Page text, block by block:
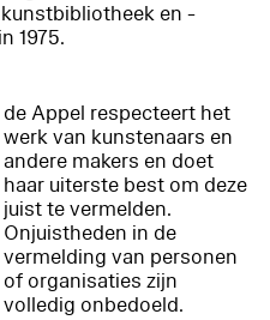
en -
1975.
de Appel respecteert het
werk van kunstenaars en
andere makers en doet
haar uiterste best om deze
juist te vermelden.
Onjuistheden in de
vermelding van personen
of organisaties zijn
volledig onbedoeld.